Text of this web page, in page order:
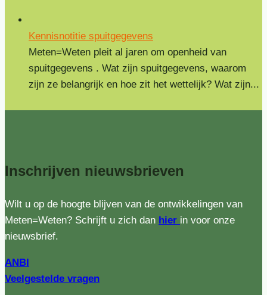
Kennisnotitie spuitgegevens
Meten=Weten pleit al jaren om openheid van
spuitgegevens . Wat zijn spuitgegevens, waarom
zijn ze belangrijk en hoe zit het wettelijk? Wat zijn...
Inschrijven nieuwsbrieven
Wilt u op de hoogte blijven van de ontwikkelingen van
Meten=Weten? Schrijft u zich dan hier in voor onze
nieuwsbrief.
ANBI
Veelgestelde vragen